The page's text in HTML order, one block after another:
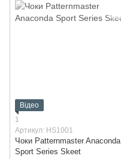
Відео
1
Артикул: HS1001
Чоки Patternmaster Anaconda
Sport Series Skeet